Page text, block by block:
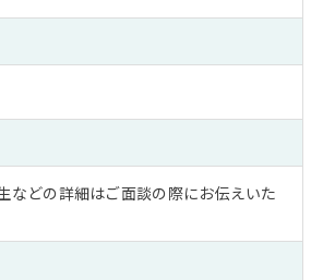
などの詳細はご面談の際にお伝えいた